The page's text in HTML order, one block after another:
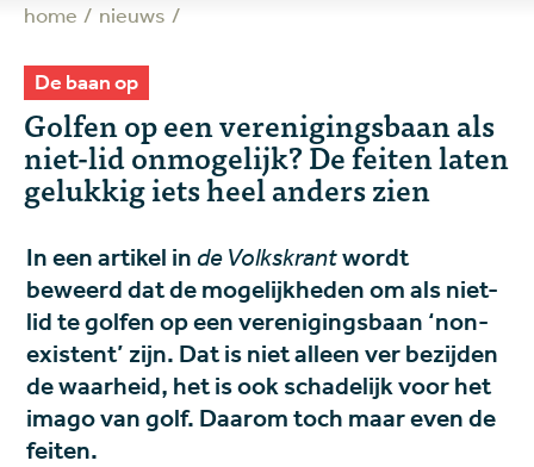
home nieuws
De baan op
Golfen op een verenigingsbaan als
niet-lid onmogelijk? De feiten laten
gelukkig iets heel anders zien
In een artikel in de Volkskrantwordt
beweerd dat de mogelijkheden om als niet-
lid te golfen op een verenigingsbaan ‘non-
existent’ zijn. Dat is niet alleen ver bezijden
de waarheid, het is ook schadelijk voor het
imago van golf. Daarom toch maar even de
feiten.